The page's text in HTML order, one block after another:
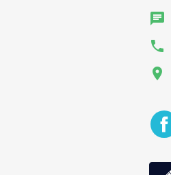
chat
phone
place